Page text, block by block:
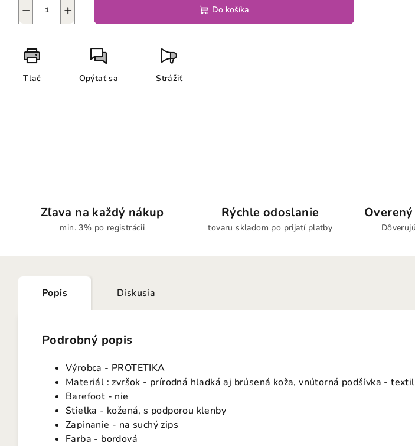
+
− Do košíka
Tlač Opýtať sa Strážiť
Zľava na každý nákup
min. 3% po registrácii
Rýchle odoslanie
tovaru skladom po prijatí platby
Popis Diskusia
Podrobný popis
Výrobca - PROTETIKA
Materiál : zvršok - prírodná hladká aj brúsená koža, vnútorná podšívka -
Barefoot - nie
Stielka - kožená, s podporou klenby
Zapínanie - na suchý zips
Farba - bordová